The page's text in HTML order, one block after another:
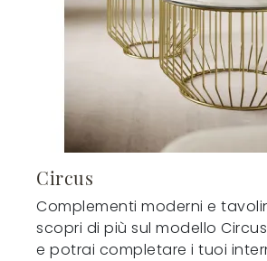
Circus
Complementi moderni e
scopri di più sul modello
e potrai completare i tuoi